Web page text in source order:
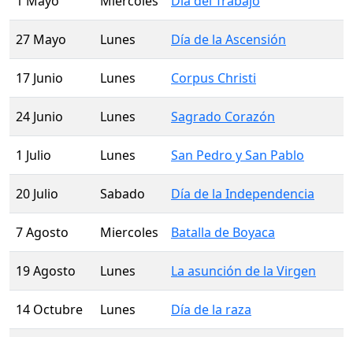
27 Mayo Lunes Día de la Ascensión
17 Junio Lunes Corpus Christi
24 Junio Lunes Sagrado Corazón
1 Julio Lunes San Pedro y San Pablo
20 Julio Sabado Día de la Independencia
7 Agosto Miercoles Batalla de Boyaca
19 Agosto Lunes La asunción de la Virgen
14 Octubre Lunes Día de la raza